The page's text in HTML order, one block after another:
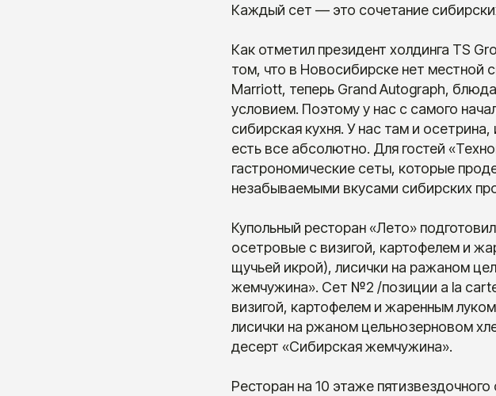
Каждый сет — это сочетание
Как отметил президент холдинга TS
том, что в Новосибирске нет местной
Marriott, теперь Grand Autograph,
условием. Поэтому у нас с самого
сибирская кухня. У нас там и
есть все абсолютно. Для гостей
гастрономические сеты, которые
незабываемыми вкусами сибирских
Купольный ресторан «Лето»
осетровые с визигой, картофелем и
щучьей икрой), лисички на ражаном
жемчужина». Сет №2 /позиции a la
визигой, картофелем и жаренным
лисички на ржаном цельнозерновом
десерт «Сибирская жемчужина».
Ресторан на 10 этаже